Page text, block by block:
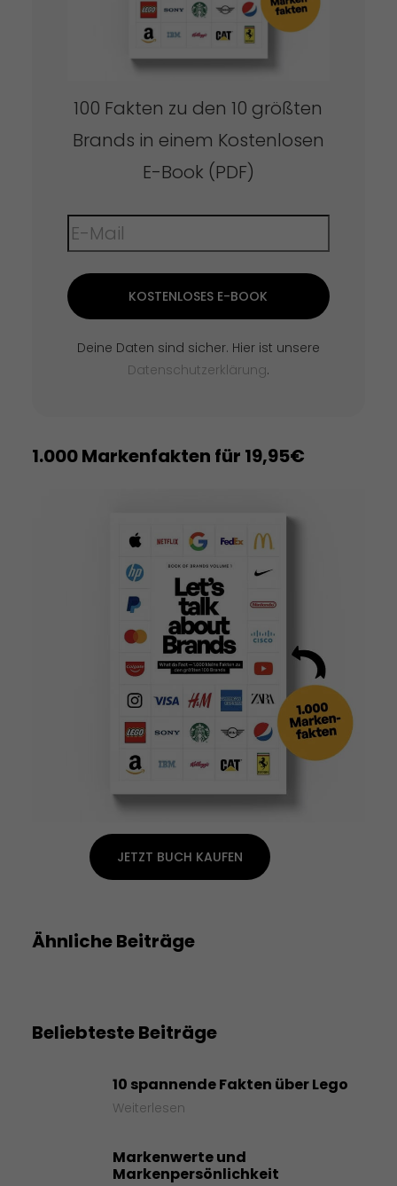
100 Fakten zu den 10 größten
Brands in einem Kostenlosen
E-Book (PDF)
KOSTENLOSES E-BOOK
Deine Daten sind sicher. Hier ist unsere
Datenschutzerklärung.
1.000 Markenfakten für 19,95€
JETZT BUCH KAUFEN
Ähnliche Beiträge
Beliebteste Beiträge
10 spannende Fakten über Lego
Weiterlesen
Markenwerte und
Markenpersönlichkeit